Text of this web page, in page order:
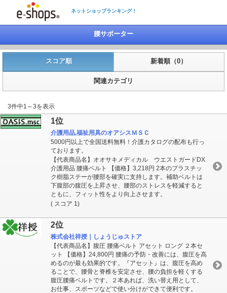
ネットショップランキング！
腰サポーター
スコア順 新着順（0）
関連カテゴリ
3件中1～3を表示
1位
介護用品,福祉用具のオアシスＭＳＣ
5000円以上で全国送料無料！介護カタログの配布も行っ
ております。
【代表商品名】オオサキメディカル ウエストガードDX
介護用品 腰痛ベルト 【価格】3,218円 2本のプラスチッ
ク樹脂ステーが腰部を確実に支持します。補助ベルトは
下腹部の腹圧を上昇させ、腰部のストレスを軽減すると
ともに、フィット性をより向上させます。
( スコア 1)
2位
株式会社祥授｜しょうじゅストア
【代表商品名】腹圧 腰痛ベルト アセット ロング ２本セ
ット 【価格】24,800円 腰痛の予防・改善には、腹圧を高
めるのが最も効果的です。『アセット』は、腹圧を高め
ることで、腰骨と脊椎を安定させ、腰の負担を軽くする
腹圧腰痛ベルトです。２本あれば、洗い替え用として、
お仕事、スポーツなどで使い分けができて便利です。